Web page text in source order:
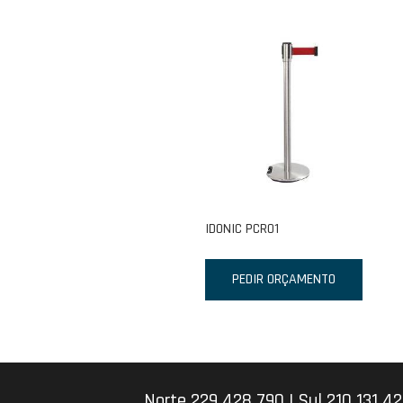
IDONIC PCR01
PEDIR ORÇAMENTO